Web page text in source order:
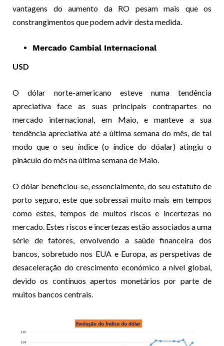
vantagens do aumento da RO pesam mais que os
constrangimentos que podem advir desta medida.
Mercado Cambial Internacional
USD
O dólar norte-americano esteve numa tendência
apreciativa face as suas principais contrapartes no
mercado internacional, em Maio, e manteve a sua
tendência apreciativa até a última semana do mês, de tal
modo que o seu índice (o índice do dóalar) atingiu o
pináculo do mês na última semana de Maio.
O dólar beneficiou-se, essencialmente, do seu estatuto de
porto seguro, este que sobressai muito mais em tempos
como estes, tempos de muitos riscos e incertezas no
mercado. Estes riscos e incertezas estão associados a uma
série de fatores, envolvendo a saúde financeira dos
bancos, sobretudo nos EUA e Europa, as perspetivas de
desaceleração do crescimento económico a nível global,
devido os contínuos apertos monetários por parte de
muitos bancos centrais.